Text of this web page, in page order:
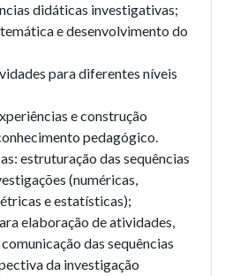
didáticas investigativas;
e desenvolvimento do
para diferentes níveis
e construção
pedagógico.
estruturação das sequências
(numéricas,
e estatísticas);
elaboração de atividades,
das sequências
da investigação